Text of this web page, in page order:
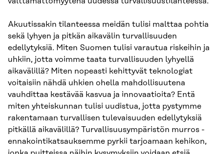
Akuutissakin tilanteessa meidän tulisi malttaa pohtia
sekä lyhyen ja pitkän aikavälin turvallisuuden
edellytyksiä. Miten Suomen tulisi varautua riskeihin ja
uhkiin, jotta voimme taata turvallisuuden lyhyellä
aikavälillä? Miten nopeasti kehittyvät teknologiat
voitaisiin nähdä uhkien ohella mahdollisuutena
vauhdittaa kestävää kasvua ja innovaatioita? Entä
miten yhteiskunnan tulisi uudistua, jotta pystymme
rakentamaan turvallisen tulevaisuuden edellytyksiä
pitkällä aikavälillä? Turvallisuusympäristön murros -
ennakointikatsauksemme pyrkii tarjoamaan kehikon,